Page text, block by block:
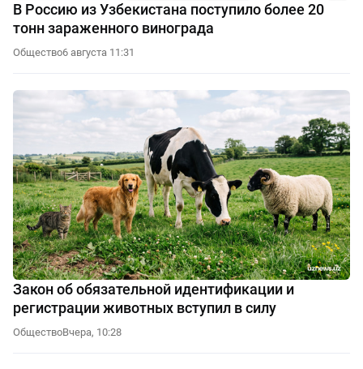
В Россию из Узбекистана поступило более 20
тонн зараженного винограда
Общество6 августа 11:31
Закон об обязательной идентификации и
регистрации животных вступил в силу
ОбществоВчера, 10:28